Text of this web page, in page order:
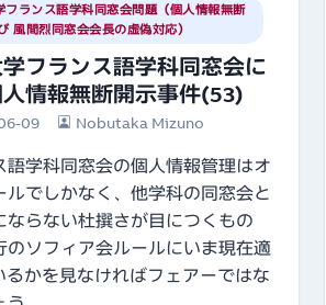
フランス語学科同窓会問題（個人情報無断
風間烈同窓会会長の虚偽対応）
フランス語学科同窓会に
情報無断開示事件(53)
09 Nobutaka Mizuno
語学科同窓会の個人情報管理はオ
ルでしかなく、他学科の同窓会と
ならない杜撰さが目につくもの
のソフィア会ルールにいま現在適
るかを見なければフェアーではな